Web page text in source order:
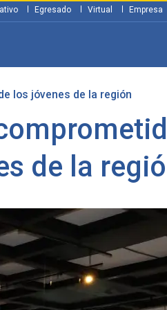
Egresado Virtual Empresa
los jóvenes de la región
de la